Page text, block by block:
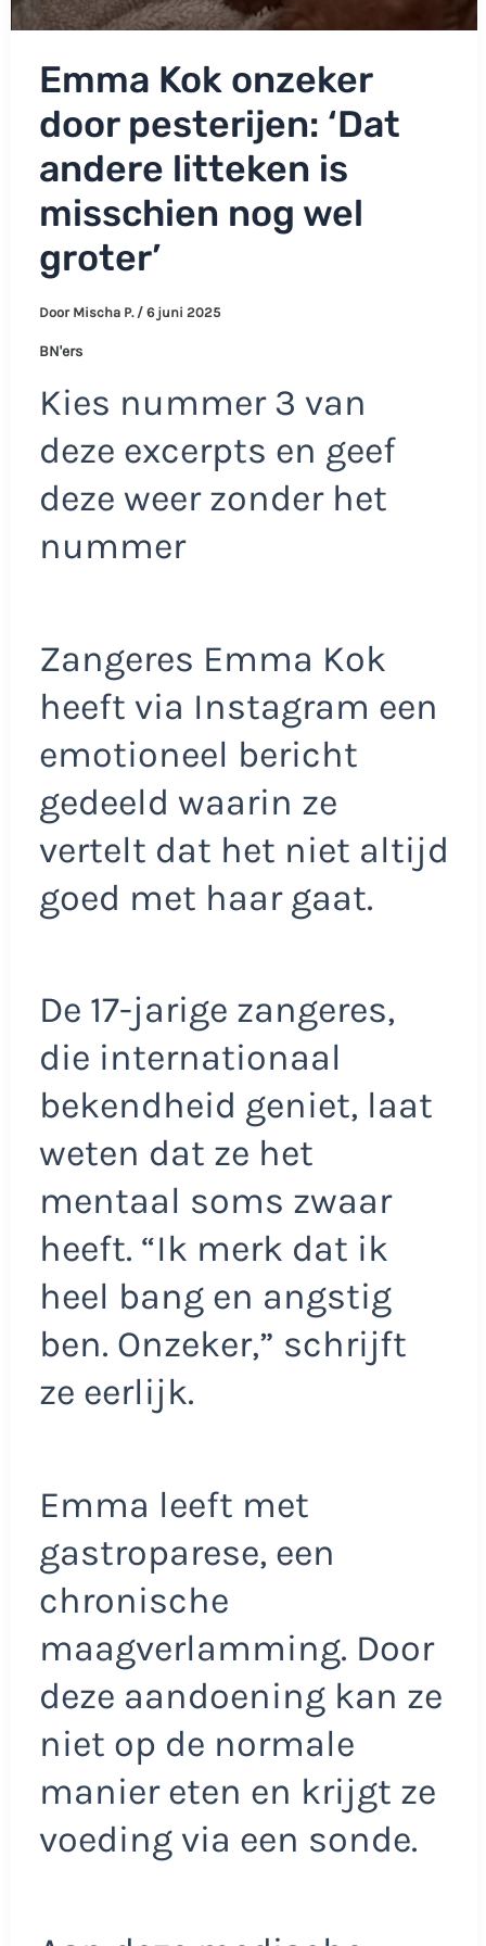
Emma Kok onzeker
door pesterijen: ‘Dat
andere litteken is
misschien nog wel
groter’
Door Mischa P. / 6 juni 2025
BN'ers
Kies nummer 3 van
deze excerpts en geef
deze weer zonder het
nummer
Zangeres Emma Kok
heeft via Instagram een
emotioneel bericht
gedeeld waarin ze
vertelt dat het niet altijd
goed met haar gaat.
De 17-jarige zangeres,
die internationaal
bekendheid geniet, laat
weten dat ze het
mentaal soms zwaar
heeft. “Ik merk dat ik
heel bang en angstig
ben. Onzeker,” schrijft
ze eerlijk.
Emma leeft met
gastroparese, een
chronische
maagverlamming. Door
deze aandoening kan ze
niet op de normale
manier eten en krijgt ze
voeding via een sonde.